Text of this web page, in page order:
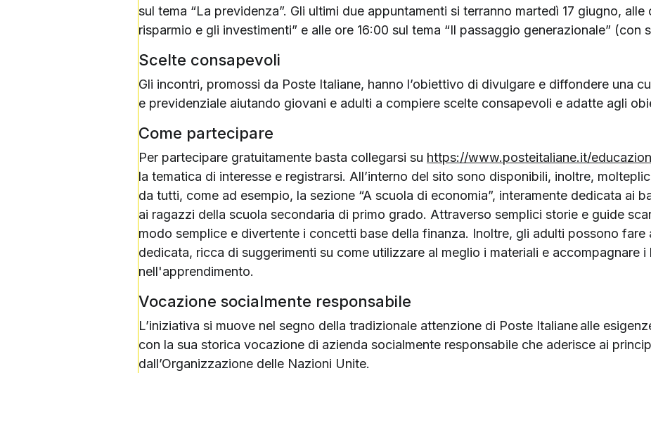
sul tema “La previdenza”. Gli ultimi due appuntamenti si terranno martedì 17 giugno, alle
risparmio e gli investimenti” e alle ore 16:00 sul tema “Il passaggio generazionale” (con
Scelte consapevoli
Gli incontri, promossi da Poste Italiane, hanno l’obiettivo di divulgare e diffondere una
e previdenziale aiutando giovani e adulti a compiere scelte consapevoli e adatte agli
Come partecipare
Per partecipare gratuitamente basta collegarsi su https://www.posteitaliane.it/
la tematica di interesse e registrarsi. All’interno del sito sono disponibili, inoltre,
da tutti, come ad esempio, la sezione “A scuola di economia”, interamente dedicata ai
ai ragazzi della scuola secondaria di primo grado. Attraverso semplici storie e guide
modo semplice e divertente i concetti base della finanza. Inoltre, gli adulti possono fare
dedicata, ricca di suggerimenti su come utilizzare al meglio i materiali e accompagnare i
nell'apprendimento.
Vocazione socialmente responsabile
L’iniziativa si muove nel segno della tradizionale attenzione di Poste Italiane alle
con la sua storica vocazione di azienda socialmente responsabile che aderisce ai
dall’Organizzazione delle Nazioni Unite.